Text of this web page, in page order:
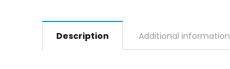
Description Additional information